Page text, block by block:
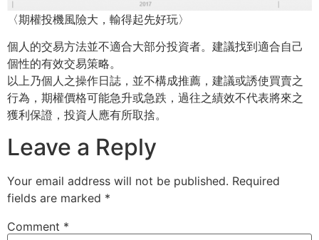
〈期權投機風險大，輸得起先好玩〉
個人的交易方法並不適合大部分投資者。建議找到適合自己
個性的有效交易策略。
以上乃個人之操作日誌，並不構成推薦，建議或誘使買賣之
行為，期權價格可能急升或急跌，過往之績效不代表將來之
獲利保證，投資人應有所取捨。
Leave a Reply
Your email address will not be published. Required
fields are marked *
Comment *